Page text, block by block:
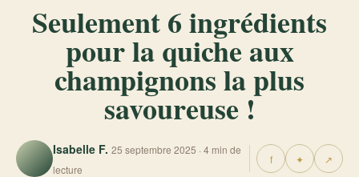
Seulement 6 ingrédients
pour la quiche aux
champignons la plus
savoureuse !
Isabelle F. 25 septembre 2025 · 4 min de
lecture
f ✦ ↗